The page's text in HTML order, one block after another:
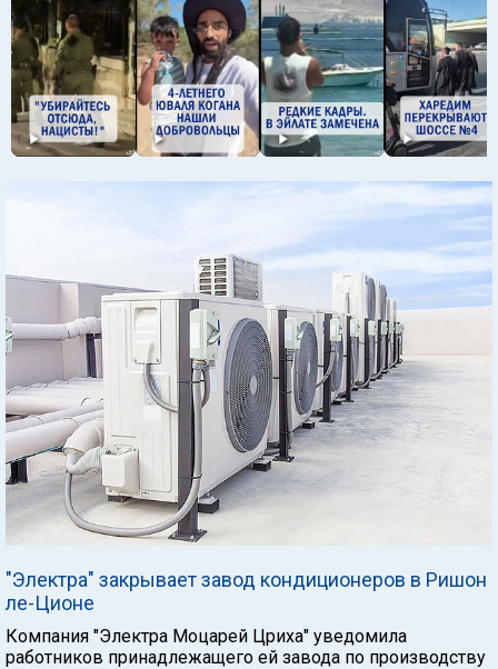
"Электра" закрывает завод кондиционеров в Ришон
ле-Ционе
Компания "Электра Моцарей Цриха" уведомила
работников принадлежащего ей завода по производству